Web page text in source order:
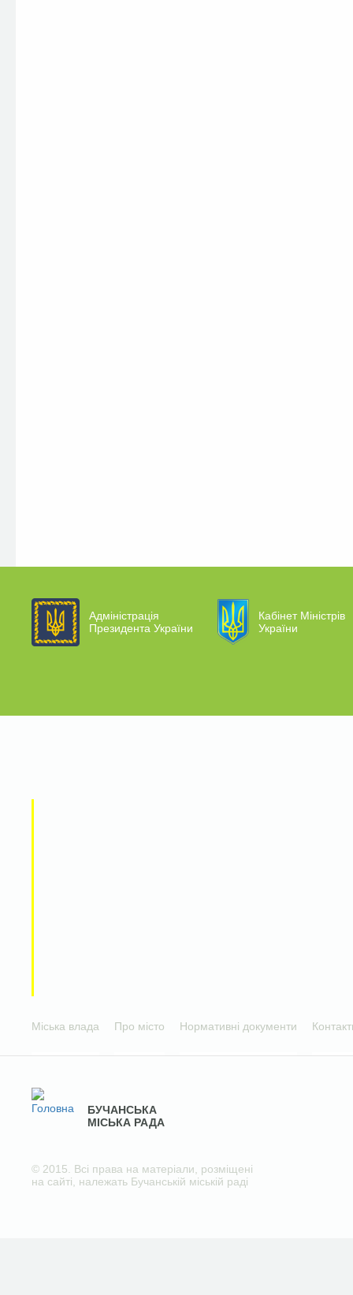
Адміністрація
Президента України
Кабінет Міністрів
України
Міська влада Про місто Нормативні документи
БУЧАНСЬКА
МІСЬКА РАДА
© 2015. Всі права на матеріали, розміщені
на сайті, належать Бучанській міській раді